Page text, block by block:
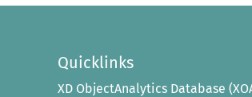
Quicklinks
XD ObjectAnalytics Database